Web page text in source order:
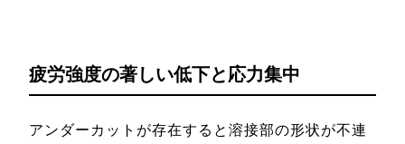
疲労強度の著しい低下と応力集中
アンダーカットが存在すると溶接部の形状が不連